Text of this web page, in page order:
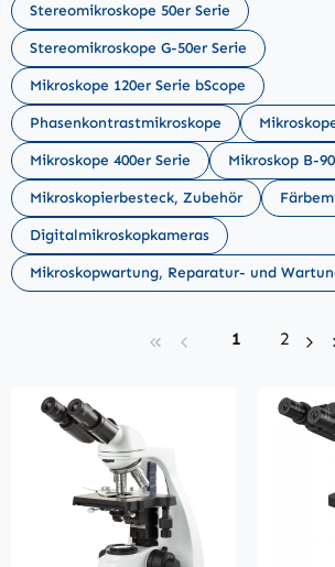
Stereomikroskope 50er Serie
Stereomikroskope G-50er Serie
Mikroskope 120er Serie bScope
Phasenkontrastmikroskope
Mikroskope 400er Serie
Mikroskop B-
Mikroskopierbesteck, Zubehör
Digitalmikroskopkameras
Mikroskopwartung, Reparatur- und
Seite
1 Seite
2